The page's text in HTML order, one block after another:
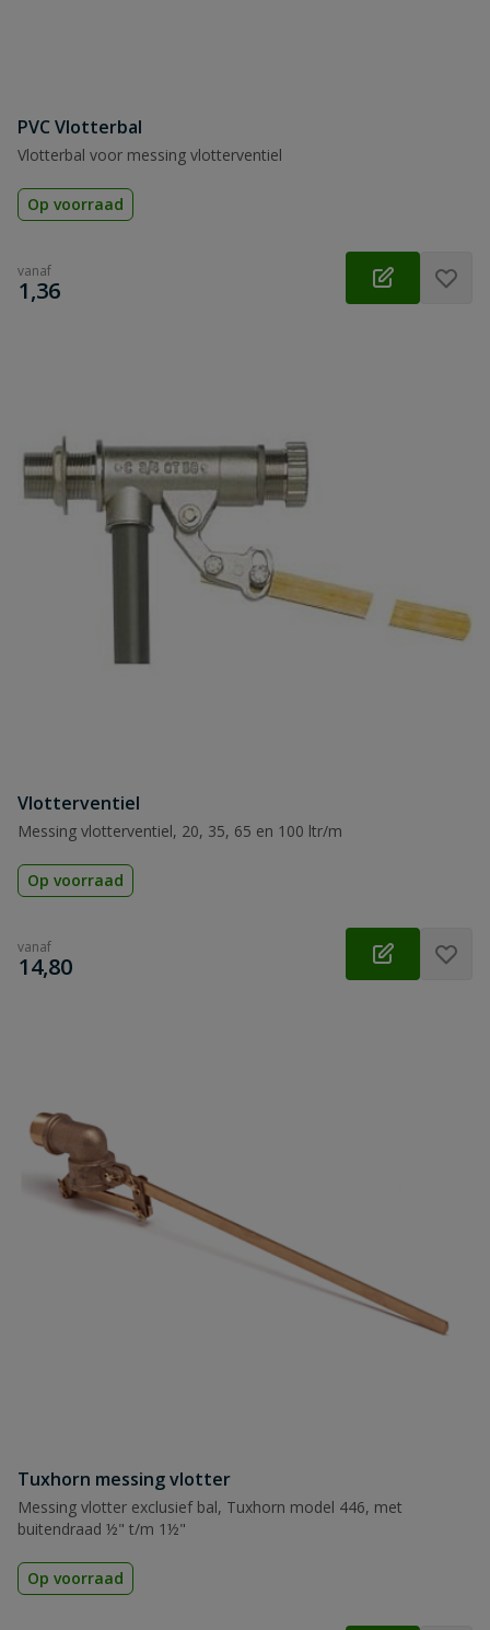
PVC Vlotterbal
Vlotterbal voor messing vlotterventiel
Op voorraad
vanaf
€
1,36
Vlotterventiel
Messing vlotterventiel, 20, 35, 65 en 100 ltr/m
Op voorraad
vanaf
€
14,80
Tuxhorn messing vlotter
Messing vlotter exclusief bal, Tuxhorn model 446, met
buitendraad ½" t/m 1½"
Op voorraad